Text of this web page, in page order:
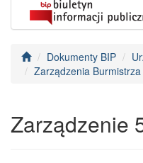
Dokumenty BIP
Zarządzenia Burmistrza
Zarządzenie